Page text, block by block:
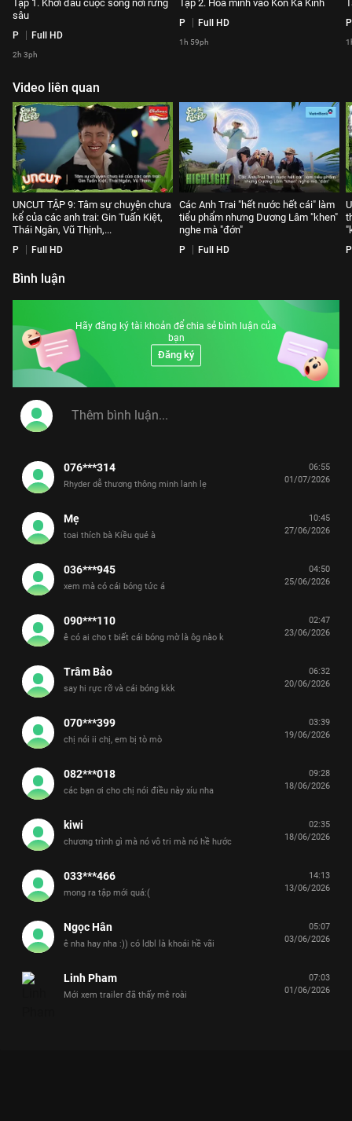
Tập 1. Khởi đầu cuộc sống nơi rừng
sâu
P Full HD
2h 3ph
Tập 2. Hòa mình vào Kon Ka Kinh
P Full HD
1h 59ph
P
Video liên quan
UNCUT TẬP 9: Tâm sự chuyện chưa
kể của các anh trai: Gin Tuấn Kiệt,
Thái Ngân, Vũ Thịnh,...
P Full HD
Các Anh Trai "hết nước hết cái" làm
tiểu phẩm nhưng Dương Lâm "khen"
nghe mà "đớn"
P Full HD P
Bình luận
Hãy đăng ký tài khoản để chia sẻ bình luận của
bạn
Đăng ký
076***314
Rhyder dễ thương thông minh lanh lẹ
06:55
01/07/2026
Mẹ
toai thích bà Kiều qué à
10:45
27/06/2026
036***945
xem mà có cái bóng tức á
04:50
25/06/2026
090***110
ê có ai cho t biết cái bóng mờ là ôg nào k
02:47
23/06/2026
Trâm Bảo
say hi rực rỡ và cái bóng kkk
06:32
20/06/2026
070***399
chị nói ii chị, em bị tò mò
03:39
19/06/2026
082***018
các bạn ơi cho chị nói điều này xíu nha
09:28
18/06/2026
kiwi
chương trình gì mà nó vô tri mà nó hề hước
02:35
18/06/2026
033***466
mong ra tập mới quá:(
14:13
13/06/2026
Ngọc Hân
ê nha hay nha :)) có ldbl là khoái hề vãi
05:07
03/06/2026
Linh Pham
Mới xem trailer đã thấy mê roài
07:03
01/06/2026